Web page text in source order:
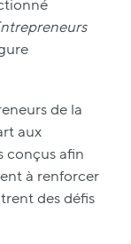
de la
aux
conçus afin
à renforcer
des défis